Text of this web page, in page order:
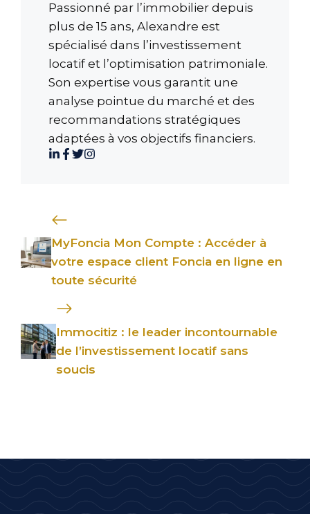
Passionné par l’immobilier depuis
plus de 15 ans, Alexandre est
spécialisé dans l’investissement
locatif et l’optimisation patrimoniale.
Son expertise vous garantit une
analyse pointue du marché et des
recommandations stratégiques
adaptées à vos objectifs financiers.
MyFoncia Mon Compte : Accéder à
votre espace client Foncia en ligne en
toute sécurité
Immocitiz : le leader incontournable
de l’investissement locatif sans
soucis